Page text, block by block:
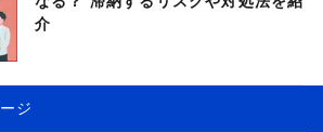
介
ジ